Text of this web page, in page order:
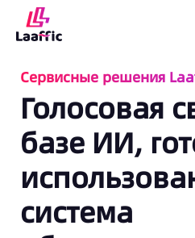
Сервисные решения
Голосовая
базе ИИ,
система